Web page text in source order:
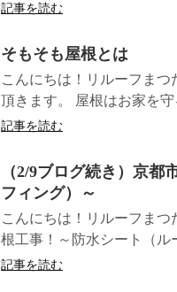
記事を読む
そもそも屋根とは
こんにちは！リルーフま
頂きます。 屋根はお家を
記事を読む
（2/9ブログ続き）京
フィング）～
こんにちは！リルーフま
根工事！～防水シート（ル
記事を読む